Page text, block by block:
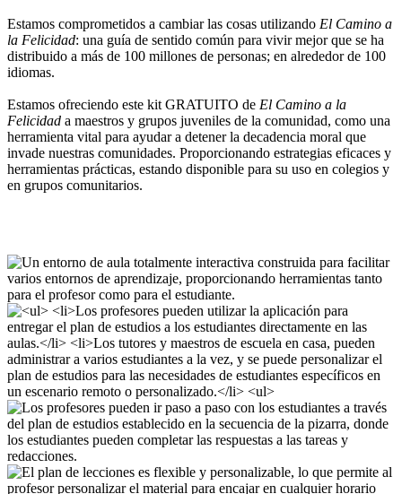
Estamos comprometidos a cambiar las cosas utilizando El Camino a
la Felicidad: una guía de sentido común para vivir mejor que se ha
distribuido a más de 100 millones de personas; en alrededor de 100
idiomas.
Estamos ofreciendo este kit GRATUITO de El Camino a la
Felicidad a maestros y grupos juveniles de la comunidad, como una
herramienta vital para ayudar a detener la decadencia moral que
invade nuestras comunidades. Proporcionando estrategias eficaces y
herramientas prácticas, estando disponible para su uso en colegios y
en grupos comunitarios.